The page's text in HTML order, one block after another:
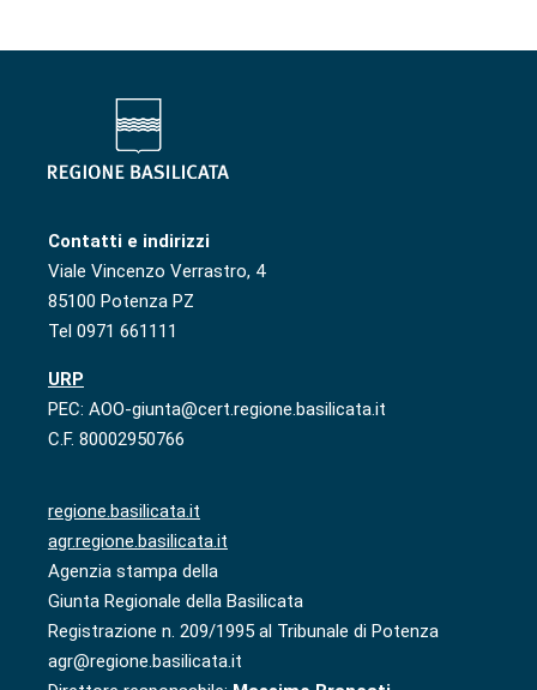
Contatti e indirizzi
Viale Vincenzo Verrastro, 4
85100 Potenza PZ
Tel 0971 661111
URP
PEC: AOO-giunta@cert.regione.basilicata.it
C.F. 80002950766
regione.basilicata.it
agr.regione.basilicata.it
Agenzia stampa della
Giunta Regionale della Basilicata
Registrazione n. 209/1995 al Tribunale di Potenza
agr@regione.basilicata.it